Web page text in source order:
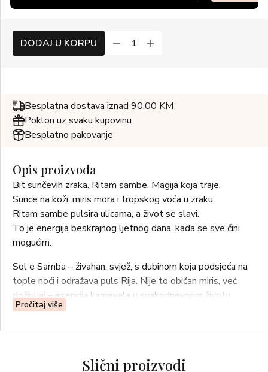
DODAJ U KORPU
Besplatna dostava iznad 90,00 KM
Poklon uz svaku kupovinu
Besplatno pakovanje
Opis proizvoda
Bit sunčevih zraka. Ritam sambe. Magija koja traje.
Sunce na koži, miris mora i tropskog voća u zraku.
Ritam sambe pulsira ulicama, a život se slavi.
To je energija beskrajnog ljetnog dana, kada se sve čini
mogućim.
Sol e Samba – živahan, svjež, s dubinom koja podsjeća na
tople noći i odražava puls Rija. Nije to običan miris, već
doživljaj – esencija karnevala u svakodnevnom životu.
Čista svježina uz osvježavajući grejp, sočnu smokvu,
Pročitaj više
Slični proizvodi